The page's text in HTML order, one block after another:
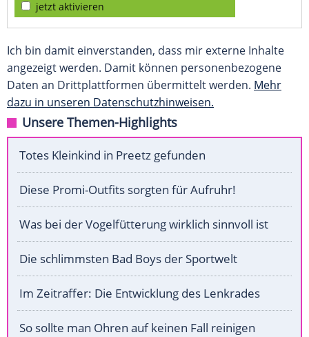
jetzt aktivieren
Ich bin damit einverstanden, dass mir externe Inhalte
angezeigt werden. Damit können personenbezogene
Daten an Drittplattformen übermittelt werden. Mehr
dazu in unseren Datenschutzhinweisen.
Unsere Themen-Highlights
Totes Kleinkind in Preetz gefunden
Diese Promi-Outfits sorgten für Aufruhr!
Was bei der Vogelfütterung wirklich sinnvoll ist
Die schlimmsten Bad Boys der Sportwelt
Im Zeitraffer: Die Entwicklung des Lenkrades
So sollte man Ohren auf keinen Fall reinigen